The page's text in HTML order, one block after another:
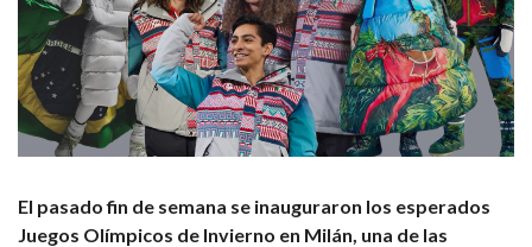
El pasado fin de semana se inauguraron los esperados
Juegos Olímpicos de Invierno en Milán, una de las